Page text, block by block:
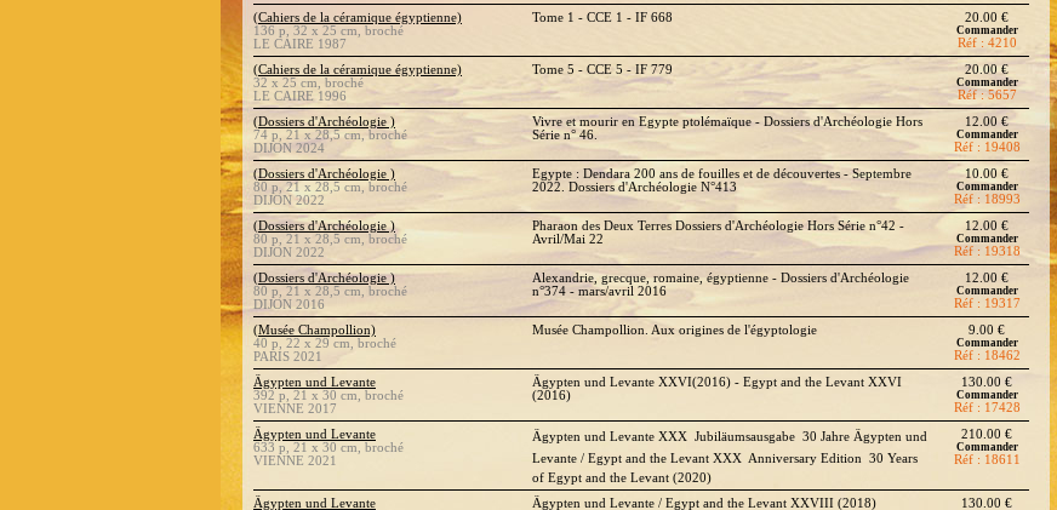
(Cahiers de la céramique égyptienne)
136 p, 32 x 25 cm, broché
LE CAIRE 1987
Tome 1 - CCE 1 - IF 668 20.00 €
Commander
Réf : 4210
(Cahiers de la céramique égyptienne)
32 x 25 cm, broché
LE CAIRE 1996
Tome 5 - CCE 5 - IF 779 20.00 €
Commander
Réf : 5657
(Dossiers d'Archéologie )
74 p, 21 x 28,5 cm, broché
DIJON 2024
Vivre et mourir en Egypte ptolémaïque - Dossiers d'Archéologie Hors
Série n° 46.
12.00 €
Commander
Réf : 19408
(Dossiers d'Archéologie )
80 p, 21 x 28,5 cm, broché
DIJON 2022
Egypte : Dendara 200 ans de fouilles et de découvertes - Septembre
2022. Dossiers d'Archéologie N°413
10.00 €
Commander
Réf : 18993
(Dossiers d'Archéologie )
80 p, 21 x 28,5 cm, broché
DIJON 2022
Pharaon des Deux Terres Dossiers d'Archéologie Hors Série n°42 -
Avril/Mai 22
12.00 €
Commander
Réf : 19318
(Dossiers d'Archéologie )
80 p, 21 x 28,5 cm, broché
DIJON 2016
Alexandrie, grecque, romaine, égyptienne - Dossiers d'Archéologie
n°374 - mars/avril 2016
12.00 €
Commander
Réf : 19317
(Musée Champollion)
40 p, 22 x 29 cm, broché
PARIS 2021
Musée Champollion. Aux origines de l'égyptologie 9.00 €
Commander
Réf : 18462
Ägypten und Levante
392 p, 21 x 30 cm, broché
VIENNE 2017
Ägypten und Levante XXVI(2016) - Egypt and the Levant XXVI
(2016)
130.00 €
Commander
Réf : 17428
Ägypten und Levante
633 p, 21 x 30 cm, broché
VIENNE 2021
Ägypten und Levante XXX  Jubiläumsausgabe  30 Jahre Ägypten und
Levante / Egypt and the Levant XXX  Anniversary Edition  30 Years
of Egypt and the Levant (2020)
210.00 €
Commander
Réf : 18611
Ägypten und Levante
Ägypten und Levante / Egypt and the Levant XXVIII (2018) 130.00 €